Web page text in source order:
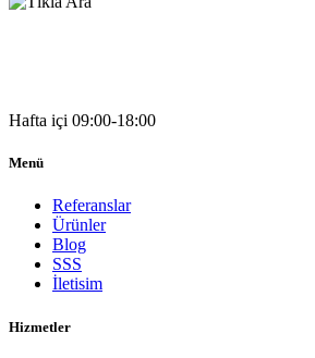
Hafta içi 09:00-18:00
Menü
Referanslar
Ürünler
Blog
SSS
İletisim
Hizmetler